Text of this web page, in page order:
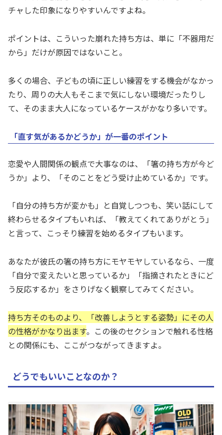
チャした印象になりやすいんですよね。
ポイントは、こういった崩れた持ち方は、単に「不器用だ
から」だけが原因ではないこと。
多くの場合、子どもの頃に正しい練習をする機会がなかっ
たり、周りの大人もそこまで気にしない環境だったりし
て、そのまま大人になっているケースがかなり多いです。
「直す気があるかどうか」が一番のポイント
恋愛や人間関係の観点で大事なのは、「箸の持ち方が今ど
うか」より、「そのことをどう受け止めているか」です。
「自分の持ち方が変かも」と自覚しつつも、笑い話にして
終わらせるタイプもいれば、「教えてくれてありがとう」
と言って、こっそり練習を始めるタイプもいます。
あなたが彼氏の箸の持ち方にモヤモヤしているなら、一度
「自分で変えたいと思っているか」「指摘されたときにど
う反応するか」をさりげなく観察してみてください。
持ち方そのものより、「改善しようとする姿勢」にその人
の性格がかなり出ます。この後のセクションで触れる性格
との関係にも、ここがつながってきますよ。
どうでもいいことなのか？